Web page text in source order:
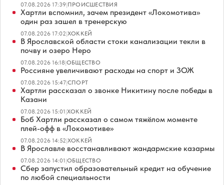
07.08.2026 17:39|ПРОИСШЕСТВИЯ
Хартли вспомнил, зачем президент «Локомотива»
один раз зашел в тренерскую
07.08.2026 17:02|ХОККЕЙ
В Ярославской области стоки канализации текли в
почву и озеро Неро
07.08.2026 16:18|ОБЩЕСТВО
Россияне увеличивают расходы на спорт и ЗОЖ
07.08.2026 15:47|СПОРТ
Хартли рассказал о звонке Никитину после победы в
Казани
07.08.2026 15:01|ХОККЕЙ
Боб Хартли рассказал о самом тяжёлом моменте
плей-офф в «Локомотиве»
07.08.2026 14:52|ХОККЕЙ
В Ярославле восстанавливают жандармские казармы
07.08.2026 14:01|ОБЩЕСТВО
Сбер запустил образовательный кредит на обучение
по любой специальности